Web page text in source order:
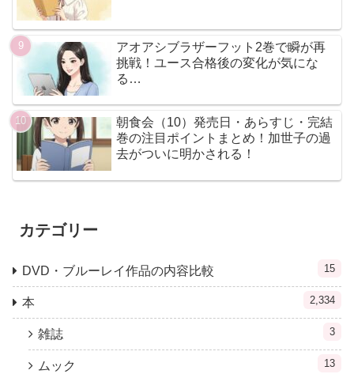
アオアシブラザーフット2巻で瞬が再
挑戦！ユース合格後の変化が気にな
る…
朝食会（10）発売日・あらすじ・完結
巻の注目ポイントまとめ！加世子の過
去がついに明かされる！
カテゴリー
DVD・ブルーレイ作品の内容比較 15
本 2,334
雑誌 3
ムック 13